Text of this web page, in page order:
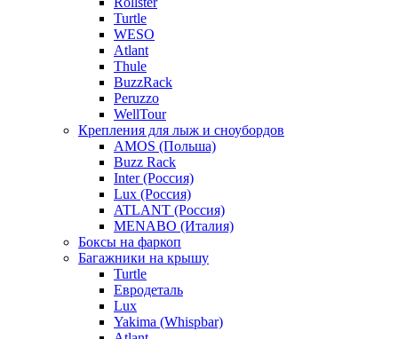
Turtle
WESO
Atlant
Thule
BuzzRack
Peruzzo
WellTour
Крепления для лыж и сноубордов
AMOS (Польша)
Buzz Rack
Inter (Россия)
Lux (Россия)
ATLANT (Россия)
MENABO (Италия)
Боксы на фаркоп
Багажники на крышу
Turtle
Евродеталь
Lux
Yakima (Whispbar)